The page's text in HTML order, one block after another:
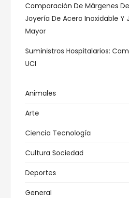
Comparación De Márgenes
Joyería De Acero Inoxidable Y
Mayor
Suministros Hospitalarios:
UCI
Animales
Arte
Ciencia Tecnología
Cultura Sociedad
Deportes
General